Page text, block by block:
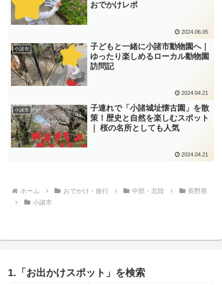
おでかけレポ
2024.06.05
小諸市
子どもと一緒に小諸市動物園へ｜
ゆったり楽しめるローカル動物園
訪問記
2024.04.21
小諸市
子連れで「小諸城址懐古園」を散
策！歴史と自然を楽しむスポット
｜ 桜の名所としても人気
2024.04.21
ホーム おでかけ・旅行 中部・北陸
長野県
小諸市
1.「お出かけスポット」を検索